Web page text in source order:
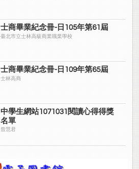
士商畢業紀念冊-日105年第61屆
臺北市立士林高級商業職業學校
士商畢業紀念冊-日109年第65屆
士林高商
中學生網站1071031閱讀心得得獎
名單
曾慧君